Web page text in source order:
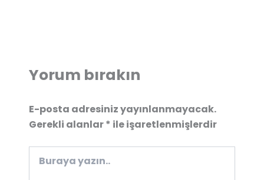
Yorum bırakın
E-posta adresiniz yayınlanmayacak.
Gerekli alanlar* ile işaretlenmişlerdir
yazın..